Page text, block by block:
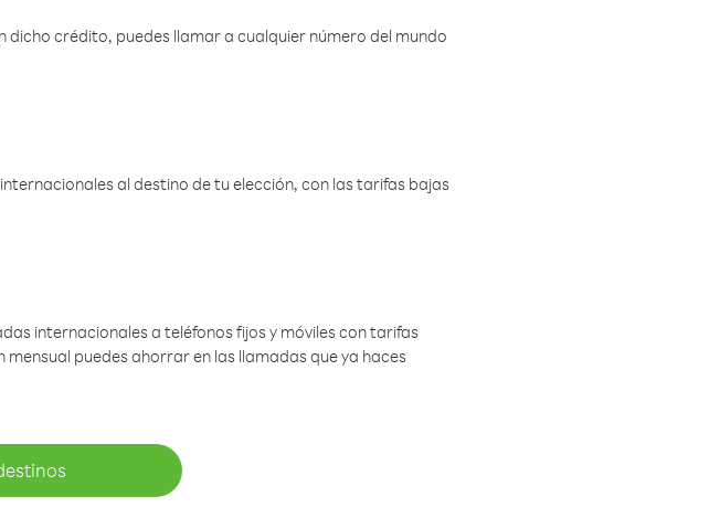
dicho crédito, puedes llamar a cualquier número del mundo
al destino de tu elección, con las tarifas bajas
internacionales a teléfonos fijos y móviles con tarifas
puedes ahorrar en las llamadas que ya haces